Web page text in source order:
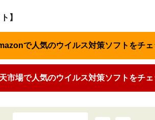
】
で人気のウイルス対策ソフトをチェ
市場で人気のウイルス対策ソフトをチェ